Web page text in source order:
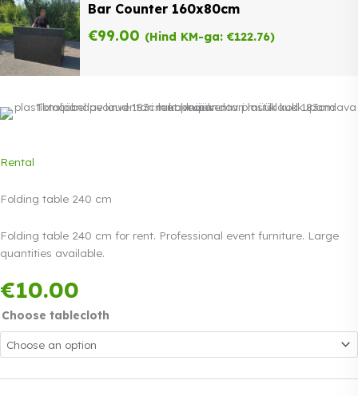
Rental
Folding table 240 cm
Folding table 240 cm for rent. Professional event furniture. Large
quantities available.
€10.00
0% interest
Choose tablecloth
€89.00.€70.00.
Bar Counter 160x80cm
€99.00 (Hind KM-ga: €122.76)